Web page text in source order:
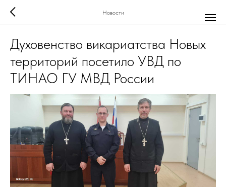
Новости
Духовенство викариатства Новых
территорий посетило УВД по
ТИНАО ГУ МВД России